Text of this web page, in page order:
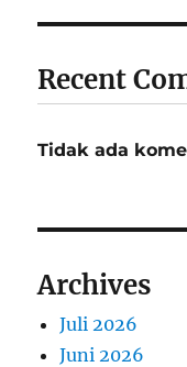
Recent
Tidak ada
Archives
Juli 2026
Juni 2026